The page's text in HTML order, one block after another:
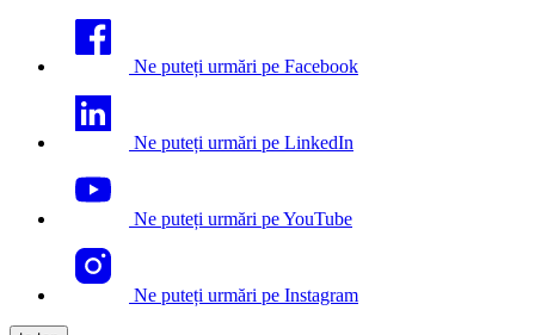
Ne puteți urmări pe Facebook
Ne puteți urmări pe LinkedIn
Ne puteți urmări pe YouTube
Ne puteți urmări pe Instagram